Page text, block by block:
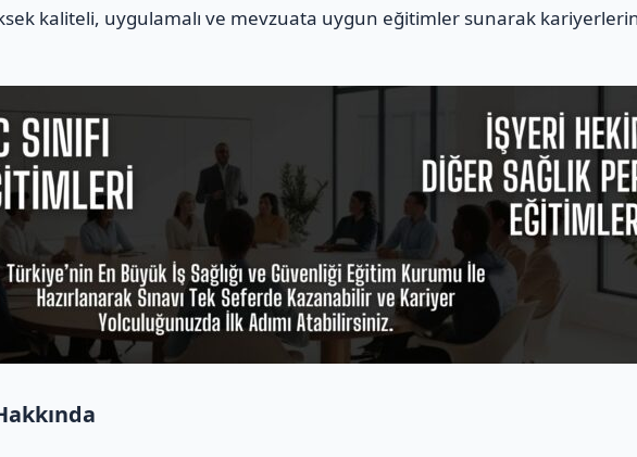
kaliteli, uygulamalı ve mevzuata uygun eğitimler sunarak